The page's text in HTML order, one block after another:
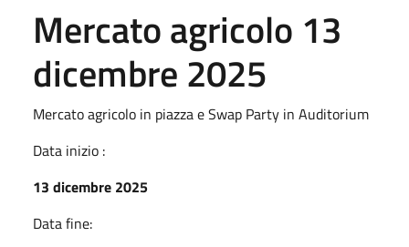
Mercato agricolo 13
dicembre 2025
Mercato agricolo in piazza e Swap Party in Auditorium
Data inizio :
13 dicembre 2025
Data fine: